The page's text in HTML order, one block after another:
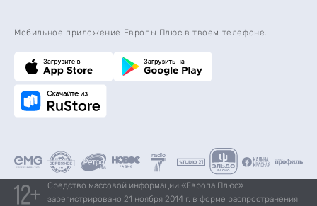
Мобильное приложение Европы Плюс в твоем телефоне.
Средство массовой информации «Европа Плюс»
зарегистрировано 21 ноября 2014 г. в форме распространения